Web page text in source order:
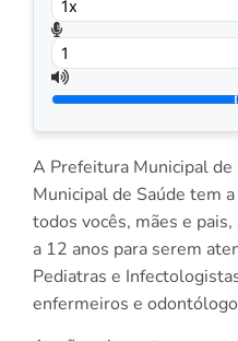
A Prefeitura Municipal de
Municipal de Saúde tem
todos vocês, mães e
a 12 anos para serem
Pediatras e
enfermeiros e